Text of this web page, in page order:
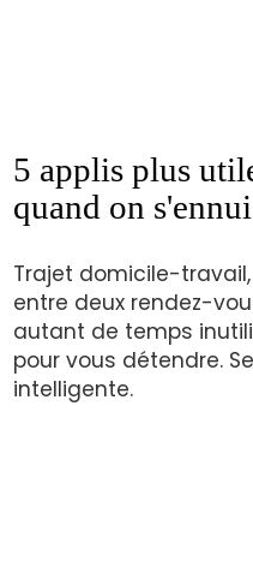
5 applis plus
quand on
Trajet domicile-
entre deux rendez-
autant de temps
pour vous détendre.
intelligente.